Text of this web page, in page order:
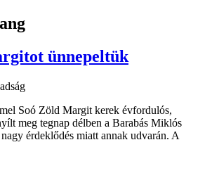
ünnepeltük
Soó Zöld Margit kerek évfordulós,
meg tegnap délben a Barabás Miklós
érdeklődés miatt annak udvarán. A